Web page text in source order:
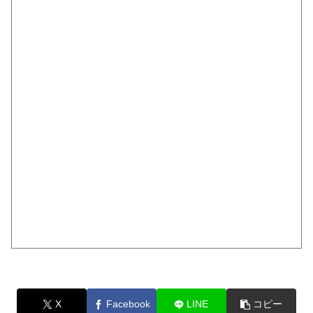
X Facebook LINE コピー